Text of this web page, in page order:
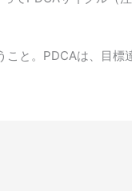
と。PDCAは、目標